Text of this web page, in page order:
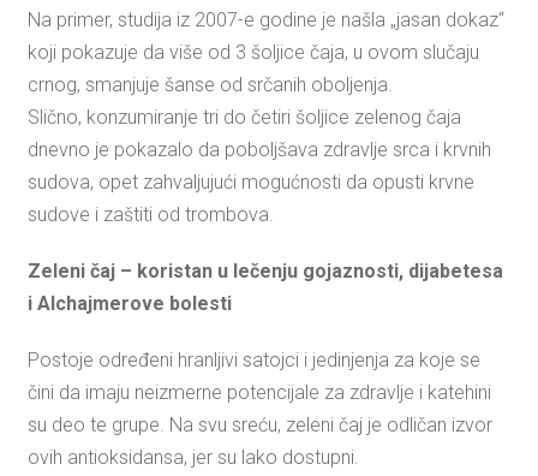
Na primer, studija iz 2007-e godine je našla „jasan dokaz“
koji pokazuje da više od 3 šoljice čaja, u ovom slučaju
crnog, smanjuje šanse od srčanih oboljenja.
Slično, konzumiranje tri do četiri šoljice zelenog čaja
dnevno je pokazalo da poboljšava zdravlje srca i krvnih
sudova, opet zahvaljujući mogućnosti da opusti krvne
sudove i zaštiti od trombova.
Zeleni čaj – koristan u lečenju gojaznosti, dijabetesa
i Alchajmerove bolesti
Postoje određeni hranljivi satojci i jedinjenja za koje se
čini da imaju neizmerne potencijale za zdravlje i katehini
su deo te grupe. Na svu sreću, zeleni čaj je odličan izvor
ovih antioksidansa, jer su lako dostupni.